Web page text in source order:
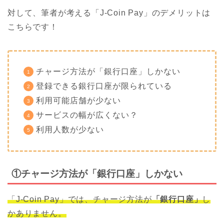
対して、筆者が考える「J-Coin Pay」のデメリットは
こちらです！
チャージ方法が「銀行口座」しかない
登録できる銀行口座が限られている
利用可能店舗が少ない
サービスの幅が広くない？
利用人数が少ない
①チャージ方法が「銀行口座」しかない
「J-Coin Pay」では、チャージ方法が「銀行口座」し
かありません。